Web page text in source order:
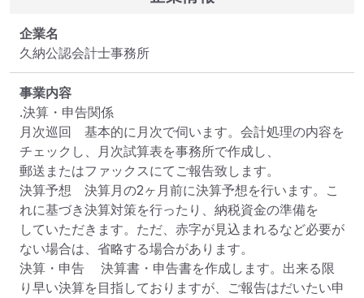
企業名
久納公認会計士事務所
事業内容
.決算・申告関係
月次巡回	基本的に月次で伺います。会計処理の内容を
チェックし、月次試算表を事務所で作成し、
郵送またはファックスにてご報告致します。
決算予想	決算月の2ヶ月前に決算予想を行います。こ
れに基づき決算対策を行ったり、納税資金の準備を
していただきます。ただ、赤字が見込まれるなど必要が
ない場合は、省略する場合があります。
決算・申告	決算書・申告書を作成します。出来る限
り早い決算を目指しておりますが、ご報告はだいたい申